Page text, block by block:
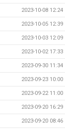
2023-10-08 12:24
2023-10-05 12:39
2023-10-03 12:09
2023-10-02 17:33
2023-09-30 11:34
2023-09-23 10:00
2023-09-22 11:00
2023-09-20 16:29
2023-09-20 08:46